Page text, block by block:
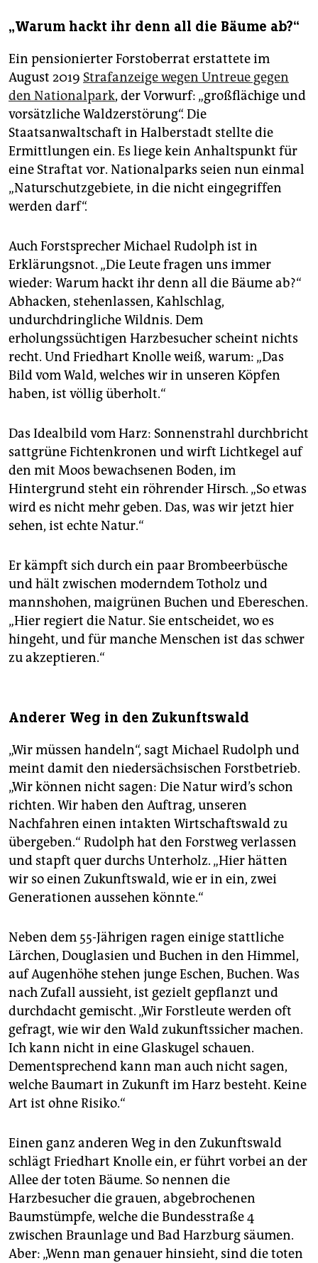
„Warum hackt ihr denn all die Bäume ab?“
Ein pensionierter Forstoberrat erstattete im
August 2019 Strafanzeige wegen Untreue gegen
den Nationalpark, der Vorwurf: „großflächige und
vorsätzliche Waldzerstörung“. Die
Staatsanwaltschaft in Halberstadt stellte die
Ermittlungen ein. Es liege kein Anhaltspunkt für
eine Straftat vor. Nationalparks seien nun einmal
„Naturschutzgebiete, in die nicht eingegriffen
werden darf“.
Auch Forstsprecher Michael Rudolph ist in
Erklärungsnot. „Die Leute fragen uns immer
wieder: Warum hackt ihr denn all die Bäume ab?“
Abhacken, stehenlassen, Kahlschlag,
undurchdringliche Wildnis. Dem
erholungssüchtigen Harzbesucher scheint nichts
recht. Und Friedhart Knolle weiß, warum: „Das
Bild vom Wald, welches wir in unseren Köpfen
haben, ist völlig überholt.“
Das Idealbild vom Harz: Sonnenstrahl durchbricht
sattgrüne Fichtenkronen und wirft Lichtkegel auf
den mit Moos bewachsenen Boden, im
Hintergrund steht ein röhrender Hirsch. „So etwas
wird es nicht mehr geben. Das, was wir jetzt hier
sehen, ist echte Natur.“
Er kämpft sich durch ein paar Brombeerbüsche
und hält zwischen moderndem Totholz und
mannshohen, maigrünen Buchen und Ebereschen.
„Hier regiert die Natur. Sie entscheidet, wo es
hingeht, und für manche Menschen ist das schwer
zu akzeptieren.“
Anderer Weg in den Zukunftswald
„Wir müssen handeln“, sagt Michael Rudolph und
meint damit den niedersächsischen Forstbetrieb.
„Wir können nicht sagen: Die Natur wird’s schon
richten. Wir haben den Auftrag, unseren
Nachfahren einen intakten Wirtschaftswald zu
übergeben.“ Rudolph hat den Forstweg verlassen
und stapft quer durchs Unterholz. „Hier hätten
wir so einen Zukunftswald, wie er in ein, zwei
Generationen aussehen könnte.“
Neben dem 55-Jährigen ragen einige stattliche
Lärchen, Douglasien und Buchen in den Himmel,
auf Augenhöhe stehen junge Eschen, Buchen. Was
nach Zufall aussieht, ist gezielt gepflanzt und
durchdacht gemischt. „Wir Forstleute werden oft
gefragt, wie wir den Wald zukunftssicher machen.
Ich kann nicht in eine Glaskugel schauen.
Dementsprechend kann man auch nicht sagen,
welche Baumart in Zukunft im Harz besteht. Keine
Art ist ohne Risiko.“
Einen ganz anderen Weg in den Zukunftswald
schlägt Friedhart Knolle ein, er führt vorbei an der
Allee der toten Bäume. So nennen die
Harzbesucher die grauen, abgebrochenen
Baumstümpfe, welche die Bundesstraße 4
zwischen Braunlage und Bad Harzburg säumen.
Aber: „Wenn man genauer hinsieht, sind die toten